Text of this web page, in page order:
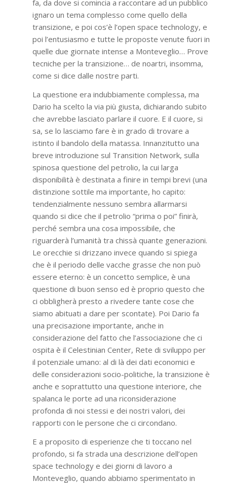
fa, da dove si comincia a raccontare ad un pubblico
ignaro un tema complesso come quello della
transizione, e poi cos’è l’open space technology, e
poi l’entusiasmo e tutte le proposte venute fuori in
quelle due giornate intense a Monteveglio… Prove
tecniche per la transizione… de noartri, insomma,
come si dice dalle nostre parti.
La questione era indubbiamente complessa, ma
Dario ha scelto la via più giusta, dichiarando subito
che avrebbe lasciato parlare il cuore. E il cuore, si
sa, se lo lasciamo fare è in grado di trovare a
istinto il bandolo della matassa. Innanzitutto una
breve introduzione sul Transition Network, sulla
spinosa questione del petrolio, la cui larga
disponibilità è destinata a finire in tempi brevi (una
distinzione sottile ma importante, ho capito:
tendenzialmente nessuno sembra allarmarsi
quando si dice che il petrolio “prima o poi” finirà,
perché sembra una cosa impossibile, che
riguarderà l’umanità tra chissà quante generazioni.
Le orecchie si drizzano invece quando si spiega
che è il periodo delle vacche grasse che non può
essere eterno: è un concetto semplice, è una
questione di buon senso ed è proprio questo che
ci obbligherà presto a rivedere tante cose che
siamo abituati a dare per scontate). Poi Dario fa
una precisazione importante, anche in
considerazione del fatto che l’associazione che ci
ospita è il Celestinian Center, Rete di sviluppo per
il potenziale umano: al di là dei dati economici e
delle considerazioni socio-politiche, la transizione è
anche e soprattutto una questione interiore, che
spalanca le porte ad una riconsiderazione
profonda di noi stessi e dei nostri valori, dei
rapporti con le persone che ci circondano.
E a proposito di esperienze che ti toccano nel
profondo, si fa strada una descrizione dell’open
space technology e dei giorni di lavoro a
Monteveglio, quando abbiamo sperimentato in